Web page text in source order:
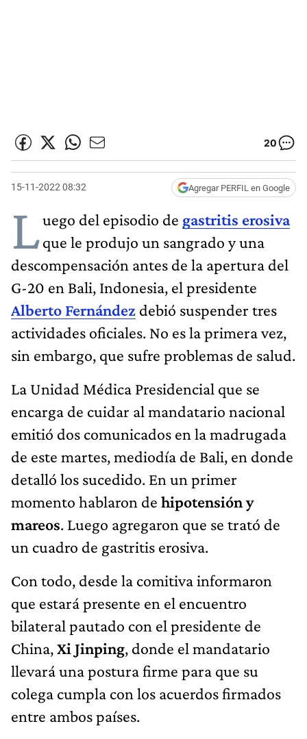
20
15-11-2022 08:32 Agregar PERFIL en Google
Luego del episodio de gastritis erosiva
que le produjo un sangrado y una
descompensación antes de la apertura del
G-20 en Bali, Indonesia, el presidente
Alberto Fernández debió suspender tres
actividades oficiales. No es la primera vez,
sin embargo, que sufre problemas de salud.
La Unidad Médica Presidencial que se
encarga de cuidar al mandatario nacional
emitió dos comunicados en la madrugada
de este martes, mediodía de Bali, en donde
detalló los sucedido. En un primer
momento hablaron de hipotensión y
mareos. Luego agregaron que se trató de
un cuadro de gastritis erosiva.
Con todo, desde la comitiva informaron
que estará presente en el encuentro
bilateral pautado con el presidente de
China,Xi Jinping, donde el mandatario
llevará una postura firme para que su
colega cumpla con los acuerdos firmados
entre ambos países.